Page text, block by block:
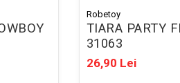
Robetoy
TIARA PARTY
31063
26,90 Lei